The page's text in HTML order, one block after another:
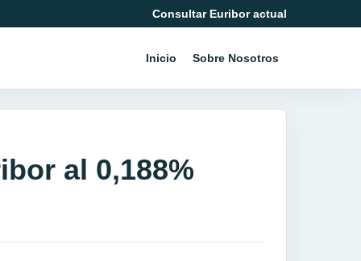
Consultar Euribor actual
Inicio Sobre Nosotros
al 0,188%